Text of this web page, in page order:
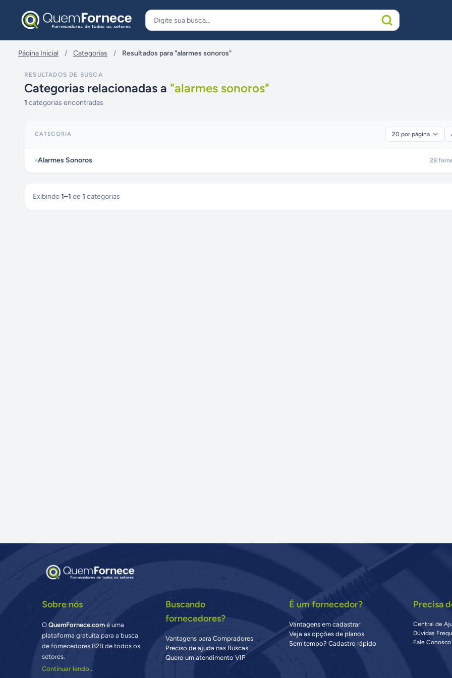
Página Inicial / Categorias / Resultados para "alarmes sonoros"
RESULTADOS DE BUSCA
Categorias relacionadas a "alarmes sonoros"
1 categorias encontradas
CATEGORIA
Alarmes Sonoros 28
Exibindo1–1 de 1 categorias
Sobre nós
OQuemFornece.com é uma
plataforma gratuita para a busca
de fornecedores B2B de todos os
setores.
Continuar lendo...
Buscando
fornecedores?
Vantagens para Compradores
Preciso de ajuda nas Buscas
Quero um atendimento VIP
É um fornecedor?
Vantagens em cadastrar
Veja as opções de planos
Sem tempo? Cadastro rápido
Precisa
Central de
Dúvidas
Fale Conosco